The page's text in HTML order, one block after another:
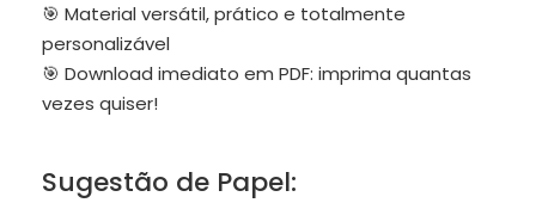
🎯 Material versátil, prático e totalmente
personalizável
🎯 Download imediato em PDF: imprima quantas
vezes quiser!
Sugestão de Papel: